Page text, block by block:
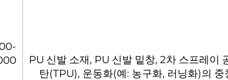
PU 신발 소재, PU 신발 밑창, 2차 스프레이
탄(TPU), 운동화(예: 농구화, 러닝화)의